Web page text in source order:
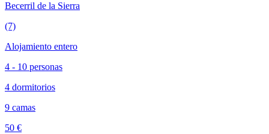
Becerril de la Sierra
(7)
Alojamiento entero
4 - 10 personas
4 dormitorios
9 camas
50 €